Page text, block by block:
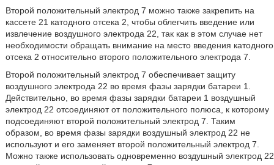
Второй положительный электрод 7 можно также закрепить на
кассете 21 катодного отсека 2, чтобы облегчить введение или
извлечение воздушного электрода 22, так как в этом случае нет
необходимости обращать внимание на место введения катодного
отсека 2 относительно второго положительного электрода 7.
Второй положительный электрод 7 обеспечивает защиту
воздушного электрода 22 во время фазы зарядки батареи 1.
Действительно, во время фазы зарядки батареи 1 воздушный
электрод 22 отсоединяют от положительного полюса, к которому
подсоединяют второй положительный электрод 7. Таким
образом, во время фазы зарядки воздушный электрод 22 не
используют и его заменяет второй положительный электрод 7.
Можно также использовать одновременно воздушный электрод 22